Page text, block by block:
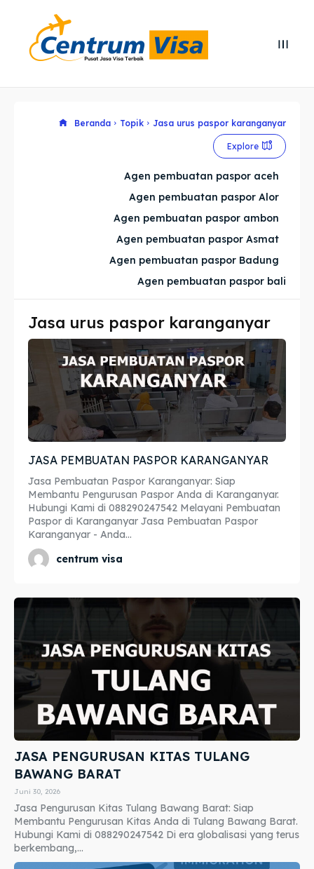
Explore our destinations
Imta
Legalisir
Apostille
Penerjemah
Asuransi
Blog
Explore our destinations
Imta
Legalisir
Apostille
Penerjemah
Asuransi
Blog
Beranda Topik Jasa urus paspor karanganyar
Explore
Agen pembuatan paspor aceh
Agen pembuatan paspor Alor
Agen pembuatan paspor ambon
Agen pembuatan paspor Asmat
Agen pembuatan paspor Badung
Agen pembuatan paspor bali
Jasa urus paspor karanganyar
JASA PEMBUATAN PASPOR KARANGANYAR
Jasa Pembuatan Paspor Karanganyar: Siap
Membantu Pengurusan Paspor Anda di Karanganyar.
Hubungi Kami di 088290247542 Melayani Pembuatan
Paspor di Karanganyar Jasa Pembuatan Paspor
Karanganyar - Anda...
centrum visa
JASA PENGURUSAN KITAS TULANG
BAWANG BARAT
Juni 30, 2026
Jasa Pengurusan Kitas Tulang Bawang Barat: Siap
Membantu Pengurusan Kitas Anda di Tulang Bawang Barat.
Hubungi Kami di 088290247542 Di era globalisasi yang terus
berkembang,...